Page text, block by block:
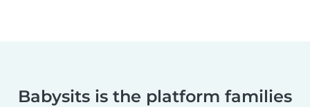
Babysits is the platform families